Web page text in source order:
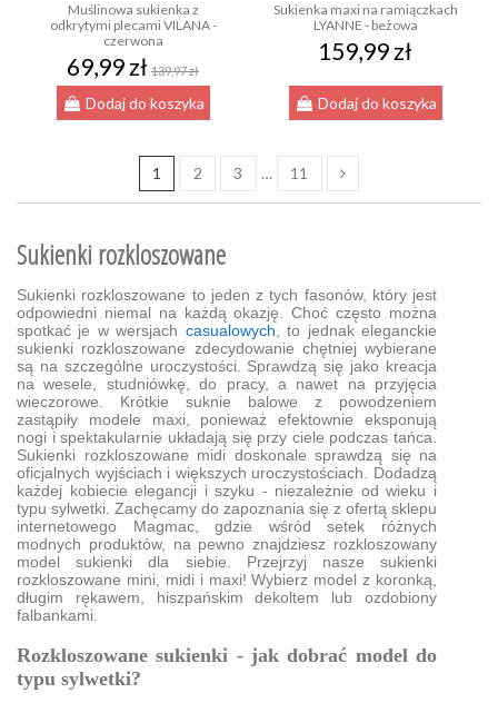
Muślinowa sukienka z
odkrytymi plecami VILANA -
czerwona
69,99 zł 139,97 zł
Dodaj do koszyka
Sukienka maxi na ramiączkach
LYANNE - beżowa
159,99 zł
Dodaj do koszyka
1 2 3 … 11
Sukienki rozkloszowane
Sukienki rozkloszowane to jeden z tych fasonów, który jest
odpowiedni niemal na każdą okazję. Choć często można
spotkać je w wersjach casualowych , to jednak eleganckie
sukienki rozkloszowane zdecydowanie chętniej wybierane
są na szczególne uroczystości. Sprawdzą się jako kreacja
na wesele, studniówkę, do pracy, a nawet na przyjęcia
wieczorowe. Krótkie suknie balowe z powodzeniem
zastąpiły modele maxi, ponieważ efektownie eksponują
nogi i spektakularnie układają się przy ciele podczas tańca.
Sukienki rozkloszowane midi doskonale sprawdzą się na
oficjalnych wyjściach i większych uroczystościach. Dodadzą
każdej kobiecie elegancji i szyku - niezależnie od wieku i
typu sylwetki. Zachęcamy do zapoznania się z ofertą sklepu
internetowego Magmac, gdzie wśród setek różnych
modnych produktów, na pewno znajdziesz rozkloszowany
model sukienki dla siebie. Przejrzyj nasze sukienki
rozkloszowane mini, midi i maxi! Wybierz model z koronką,
długim rękawem, hiszpańskim dekoltem lub ozdobiony
falbankami.
Rozkloszowane sukienki - jak dobrać model do
typu sylwetki?